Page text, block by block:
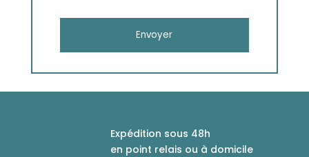
Expédition sous 48h
en point relais ou à domicile